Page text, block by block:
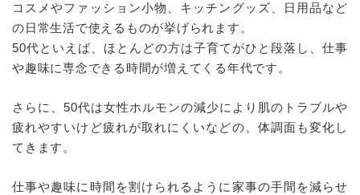
コスメやファッション小物、キッチングッズ、日用品など
の日常生活で使えるものが挙げられます。
50代といえば、ほとんどの方は子育てがひと段落し、仕事
や趣味に専念できる時間が増えてくる年代です。
さらに、50代は女性ホルモンの減少により肌のトラブルや
疲れやすいけど疲れが取れにくいなどの、体調面も変化し
てきます。
仕事や趣味に時間を割けられるように家事の手間を減らせ